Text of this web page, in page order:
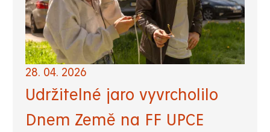
28. 04. 2026
Udržitelné jaro vyvrcholilo
Dnem Země na FF UPCE